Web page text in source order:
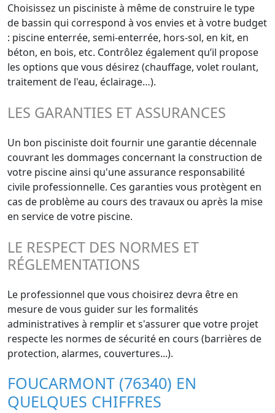
Choisissez un pisciniste à même de construire le type
de bassin qui correspond à vos envies et à votre budget
: piscine enterrée, semi-enterrée, hors-sol, en kit, en
béton, en bois, etc. Contrôlez également qu’il propose
les options que vous désirez (chauffage, volet roulant,
traitement de l'eau, éclairage…).
LES GARANTIES ET ASSURANCES
Un bon pisciniste doit fournir une garantie décennale
couvrant les dommages concernant la construction de
votre piscine ainsi qu'une assurance responsabilité
civile professionnelle. Ces garanties vous protègent en
cas de problème au cours des travaux ou après la mise
en service de votre piscine.
LE RESPECT DES NORMES ET
RÉGLEMENTATIONS
Le professionnel que vous choisirez devra être en
mesure de vous guider sur les formalités
administratives à remplir et s'assurer que votre projet
respecte les normes de sécurité en cours (barrières de
protection, alarmes, couvertures...).
FOUCARMONT (76340) EN
QUELQUES CHIFFRES